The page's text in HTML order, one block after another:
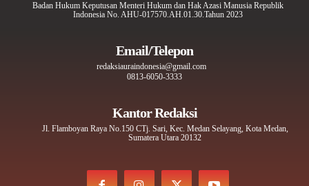
Badan Hukum Keputusan Menteri Hukum dan Hak Azasi Manusia Republik
Indonesia No. AHU-017570.AH.01.30.Tahun 2023
Email/Telepon
redaksiauraindonesia@gmail.com
0813-6050-3333
Kantor Redaksi
Jl. Flamboyan Raya No.150 CTj. Sari, Kec. Medan Selayang, Kota Medan,
Sumatera Utara 20132